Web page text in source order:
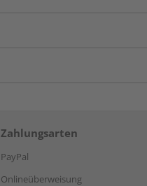
Zahlungsarten
PayPal
Onlineüberweisung